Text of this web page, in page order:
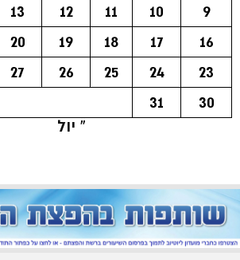
9
10
11
12
13
16
17
18
19
20
23
24
25
26
27
30
31
« יול